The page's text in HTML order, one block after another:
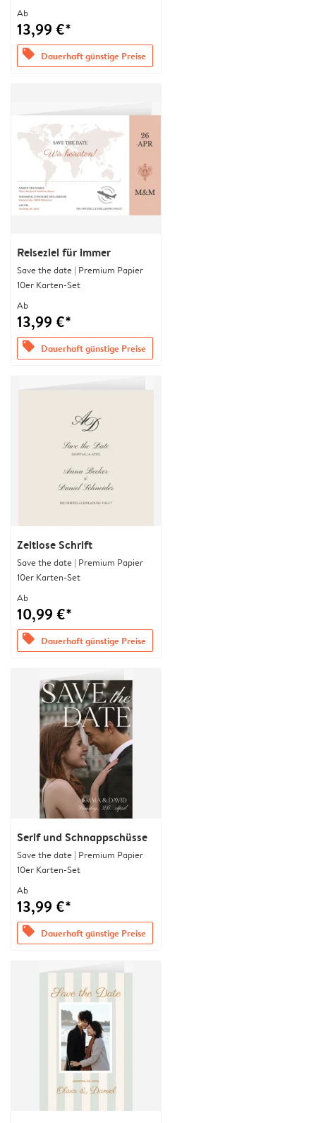
Ab
13,99 €*
offers Dauerhaft günstige Preise
Reiseziel für immer
Save the date | Premium Papier
10er Karten-Set
Ab
13,99 €*
offers Dauerhaft günstige Preise
Zeitlose Schrift
Save the date | Premium Papier
10er Karten-Set
Ab
10,99 €*
offers Dauerhaft günstige Preise
Serif und Schnappschüsse
Save the date | Premium Papier
10er Karten-Set
Ab
13,99 €*
offers Dauerhaft günstige Preise